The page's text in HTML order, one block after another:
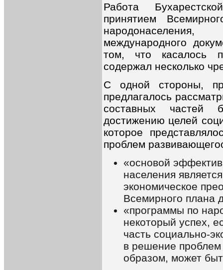
Работа
принятием
международного
том, что касалось
содержал несколько
С одной стороны,
предлагалось
составных частей
достижению целей
которое
проблем
«основой
населения
экономическое
Всемирного плана
«программы по
некоторый успех,
часть социально-
в решение проблем
образом, может